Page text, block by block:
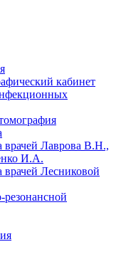
кабинет
врачей Лаврова В.Н.,
И.А.
врачей Лесниковой
резонансной